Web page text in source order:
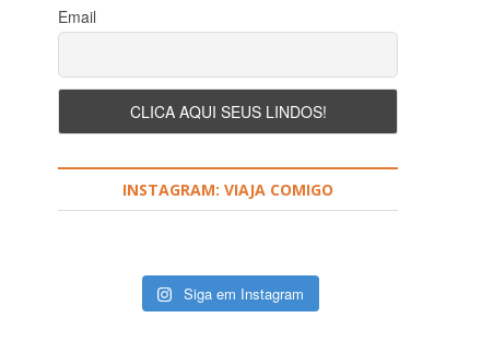
Email
INSTAGRAM: VIAJA COMIGO
Siga em Instagram